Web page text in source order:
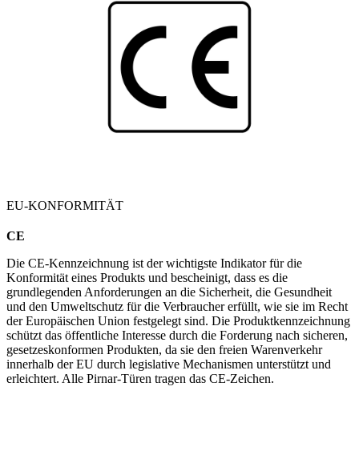
EU-KONFORMITÄT
CE
Die CE-Kennzeichnung ist der wichtigste Indikator für die
Konformität eines Produkts und bescheinigt, dass es die
grundlegenden Anforderungen an die Sicherheit, die Gesundheit
und den Umweltschutz für die Verbraucher erfüllt, wie sie im Recht
der Europäischen Union festgelegt sind. Die Produktkennzeichnung
schützt das öffentliche Interesse durch die Forderung nach sicheren,
gesetzeskonformen Produkten, da sie den freien Warenverkehr
innerhalb der EU durch legislative Mechanismen unterstützt und
erleichtert. Alle Pirnar-Türen tragen das CE-Zeichen.